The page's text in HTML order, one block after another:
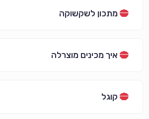
מתכון לשקשוקה
איך מכינים מוצרלה
קוגל